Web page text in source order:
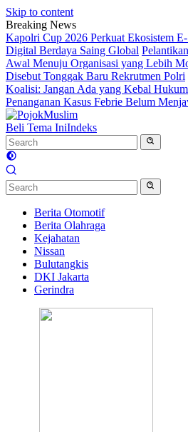
Skip to content
Breaking News
Kapolri Cup 2026 Perkuat Ekosistem
Digital Berdaya Saing Global
Awal Menuju Organisasi yang Lebih
Disebut Tonggak Baru Rekrutmen Polri
Koalisi: Jangan Ada yang Kebal
Penanganan Kasus Febrie Belum
Beli Tema IniIndeks
Berita Otomotif
Berita Olahraga
Kejahatan
Nissan
Bulutangkis
DKI Jakarta
Gerindra